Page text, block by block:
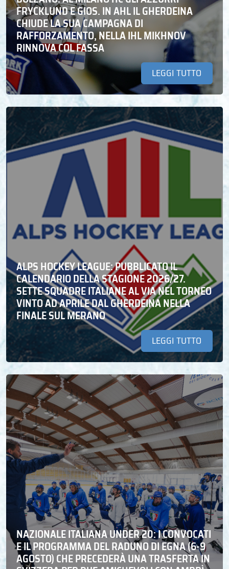
FRYCKLUND E GIOS. IN AHL IL GHERDEINA
CHIUDE LA SUA CAMPAGNA DI
RAFFORZAMENTO, NELLA IHL MIKHNOV
RINNOVA COL FASSA
LEGGI TUTTO
ALPS HOCKEY LEAGUE: PUBBLICATO IL
CALENDARIO DELLA STAGIONE 2026/27.
SETTE SQUADRE ITALIANE AL VIA NEL TORNEO
VINTO AD APRILE DAL GHERDEINA NELLA
FINALE SUL MERANO
LEGGI TUTTO
NAZIONALE ITALIANA UNDER 20: I CONVOCATI
E IL PROGRAMMA DEL RADUNO DI EGNA (6-9
AGOSTO) CHE PRECEDERÀ UNA TRASFERTA IN